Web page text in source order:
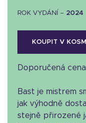
ROK VYDÁNÍ – 2024
KOUPIT V
Doporučená
Bast je mistrem
jak výhodně
stejně přirozené